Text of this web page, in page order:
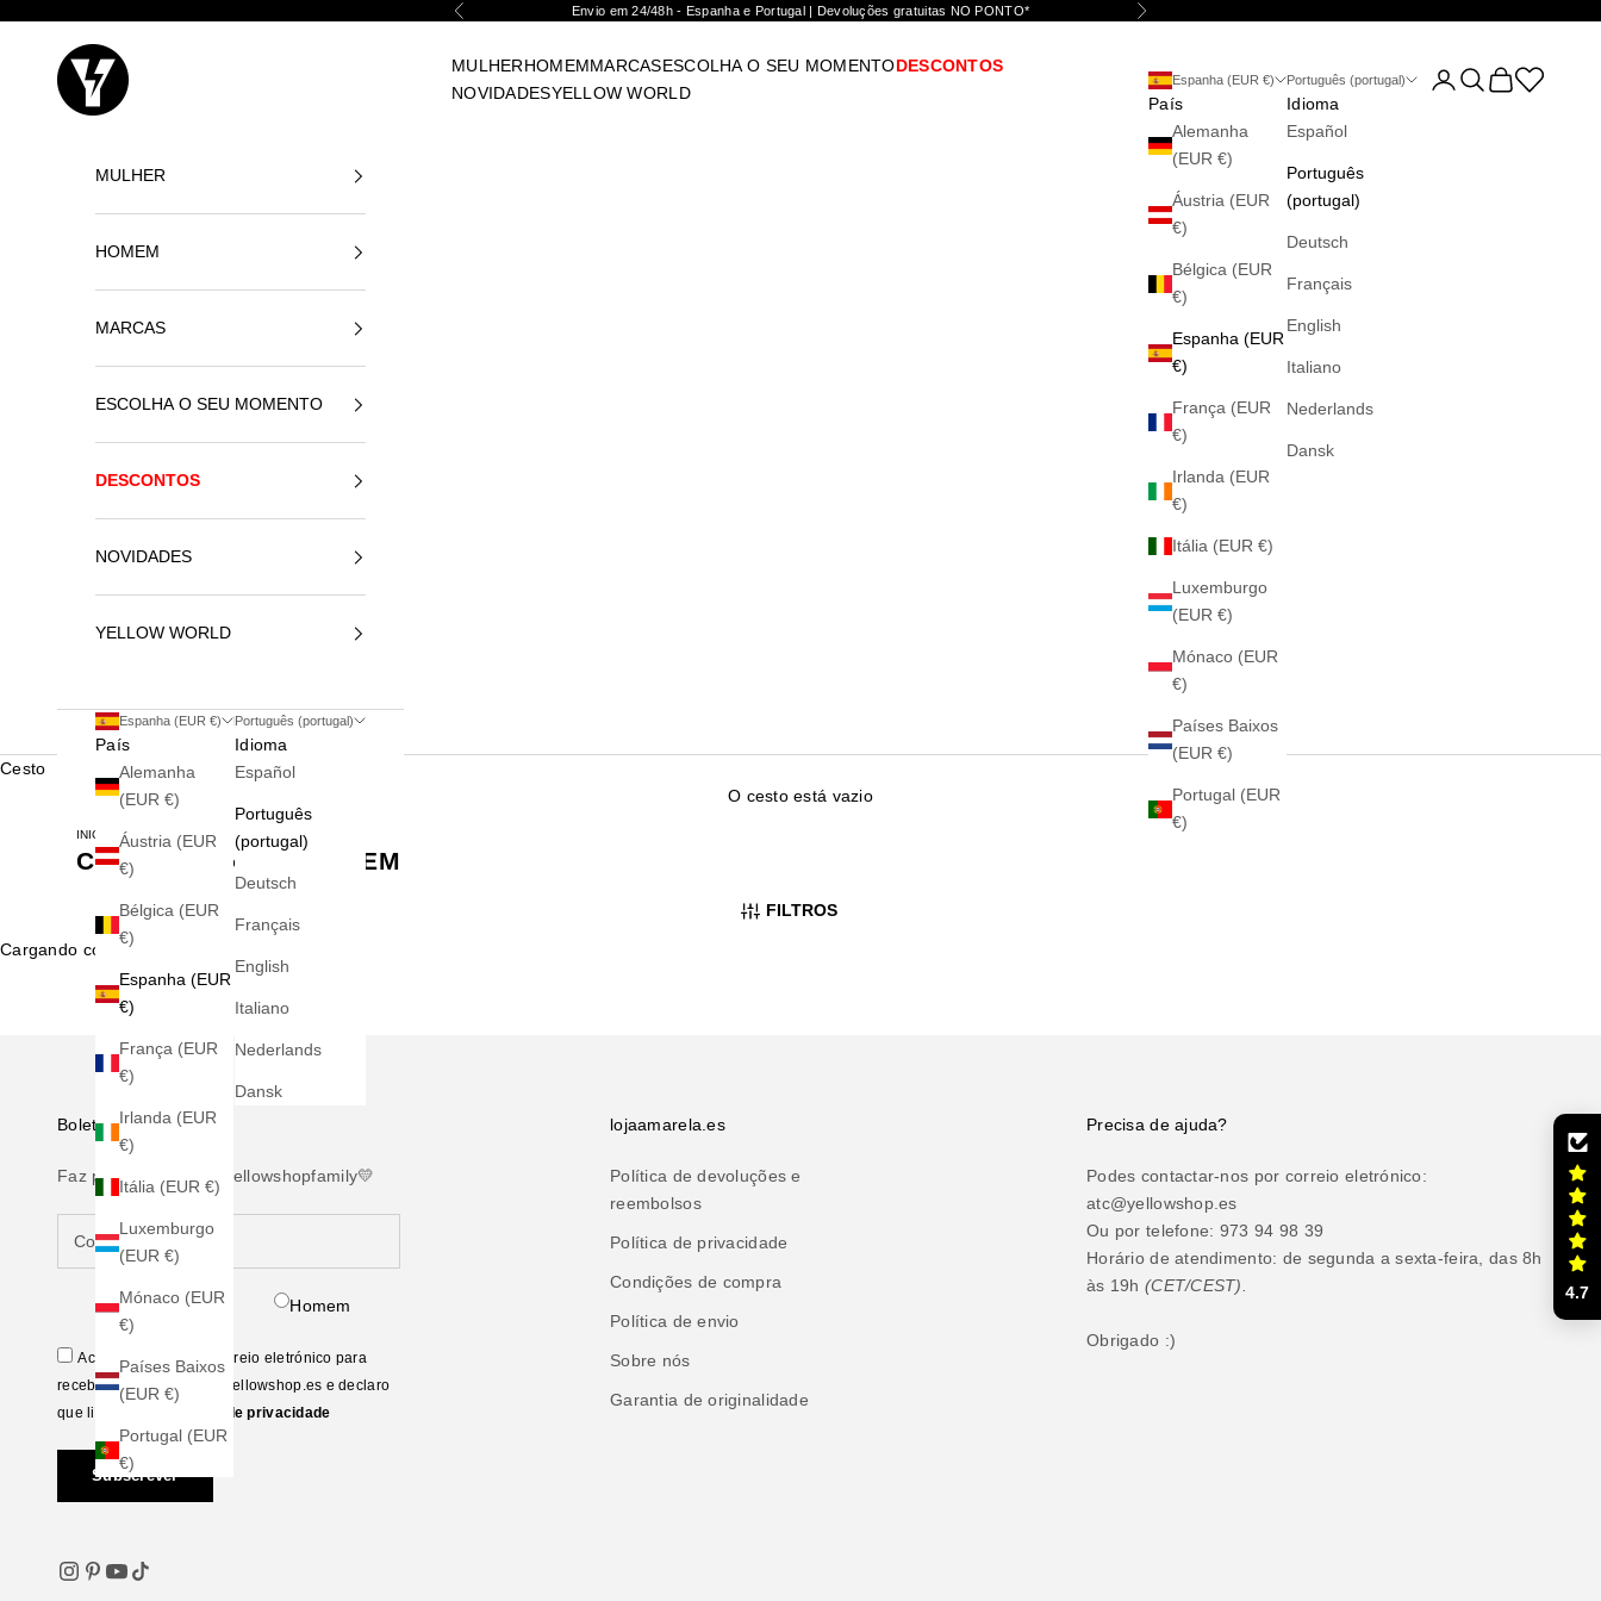
Anterior Envio em 24/48h - Espanha e Portugal | Devoluções gratuitas NO PONTO* Seguinte
Yellowshop MULHERHOMEMMARCASESCOLHA O SEU MOMENTODESCONTOS
NOVIDADESYELLOW WORLD
Espanha (EUR €)
País
Alemanha
(EUR €)
Áustria (EUR
€)
Bélgica (EUR
€)
Espanha (EUR
€)
França (EUR
€)
Irlanda (EUR
€)
Itália (EUR €)
Luxemburgo
(EUR €)
Mónaco (EUR
€)
Países Baixos
(EUR €)
Portugal (EUR
€)
Português (portugal)
Idioma
Español
Português
(portugal)
Deutsch
Français
English
Italiano
Nederlands
Dansk
Abrir página da conta
Abrir pesquisa
Abrir carrinho
Abrir la
MULHER
HOMEM
MARCAS
ESCOLHA O SEU MOMENTO
DESCONTOS
NOVIDADES
YELLOW WORLD
Espanha (EUR €)
País
Alemanha
(EUR €)
Áustria (EUR
€)
Bélgica (EUR
€)
Espanha (EUR
€)
França (EUR
€)
Irlanda (EUR
€)
Itália (EUR €)
Luxemburgo
(EUR €)
Mónaco (EUR
€)
Países Baixos
(EUR €)
Portugal (EUR
€)
Português (portugal)
Idioma
Español
Português
(portugal)
Deutsch
Français
English
Italiano
Nederlands
Dansk
Cesto
O cesto está vazio
INICIO COMPLEMENTOS HOMEM
COMPLEMENTOS HOMEM
FILTROS
Cargando contenido...
Boletim Informativo
Faz parte da nossa #yellowshopfamily💛
Mulher Homem
Aceito ceder o meu correio eletrónico para
receber a Newsletter da Yellowshop.es e declaro
que li e aceito a
Política de privacidade
Subscrever
lojaamarela.es
Política de devoluções e
reembolsos
Política de privacidade
Condições de compra
Política de envio
Sobre nós
Garantia de originalidade
Precisa de ajuda?
Podes contactar-nos por correio eletrónico:
atc@yellowshop.es
Ou por telefone: 973 94 98 39
Horário de atendimento: de segunda a sexta-feira, das 8h
às 19h (CET/CEST).
Obrigado :)
4.7